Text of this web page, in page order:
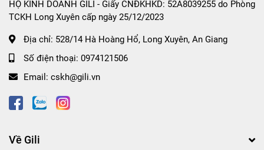
HỘ KINH DOANH GILI - Giấy CNĐKHKD: 52A8039255 do Phòng
TCKH Long Xuyên cấp ngày 25/12/2023
Địa chỉ: 528/14 Hà Hoàng Hổ, Long Xuyên, An Giang
Số điện thoại: 0974121506
Email: cskh@gili.vn
Về Gili